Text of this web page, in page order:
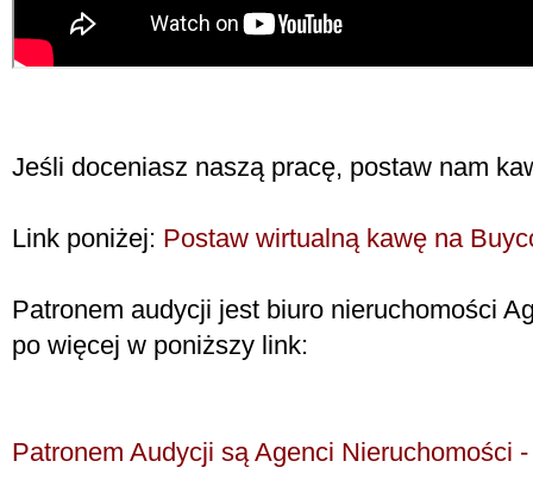
Jeśli doceniasz naszą pracę, postaw nam
Link poniżej: Postaw wirtualną kawę na
Patronem audycji jest biuro nieruchomości
po więcej w poniższy link:
Patronem Audycji są Agenci Nieruchomości